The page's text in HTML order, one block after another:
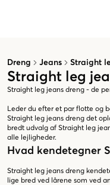
Dreng Jeans Straight
Straight leg
Straight leg jeans dreng - de
Leder du efter et par flotte og
Straight leg jeans dreng det
bredt udvalg af Straight leg
alle lejligheder.
Hvad kendetegner
Straight leg jeans dreng
lige bred ved lårene som ved